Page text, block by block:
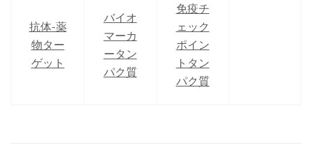
抗体-薬
物ター
ゲット
バイオ
マーカ
ータン
パク質
免疫チ
ェック
ポイン
トタン
パク質